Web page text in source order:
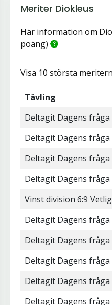
Meriter Diokleus
Här information om
poäng)
Visa 10 största
Tävling
Deltagit Dagens fråga
Deltagit Dagens fråga
Deltagit Dagens fråga
Deltagit Dagens fråga
Vinst division 6:9
Deltagit Dagens fråga
Deltagit Dagens fråga
Deltagit Dagens fråga
Deltagit Dagens fråga
Deltagit Dagens fråga